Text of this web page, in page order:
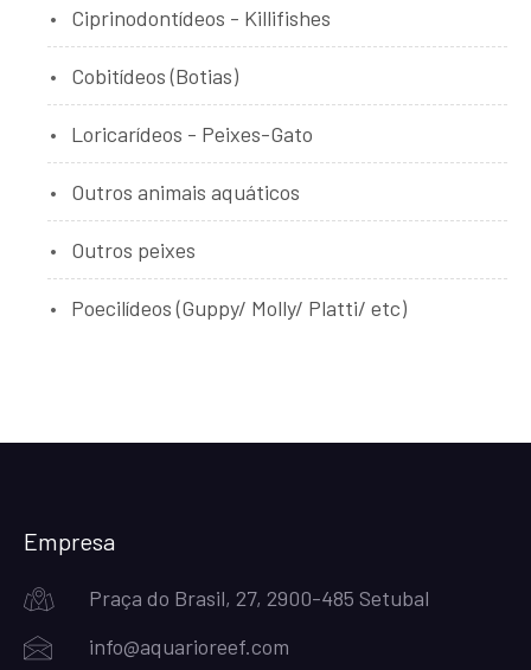
Ciprinodontídeos - Killifishes
Cobitídeos (Botias)
Loricarídeos - Peixes-Gato
Outros animais aquáticos
Outros peixes
Poecilídeos (Guppy/ Molly/ Platti/ etc)
Empresa
Praça do Brasil, 27, 2900-485 Setubal
info@aquarioreef.com